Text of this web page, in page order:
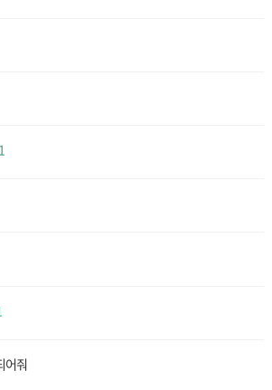
1
어줘